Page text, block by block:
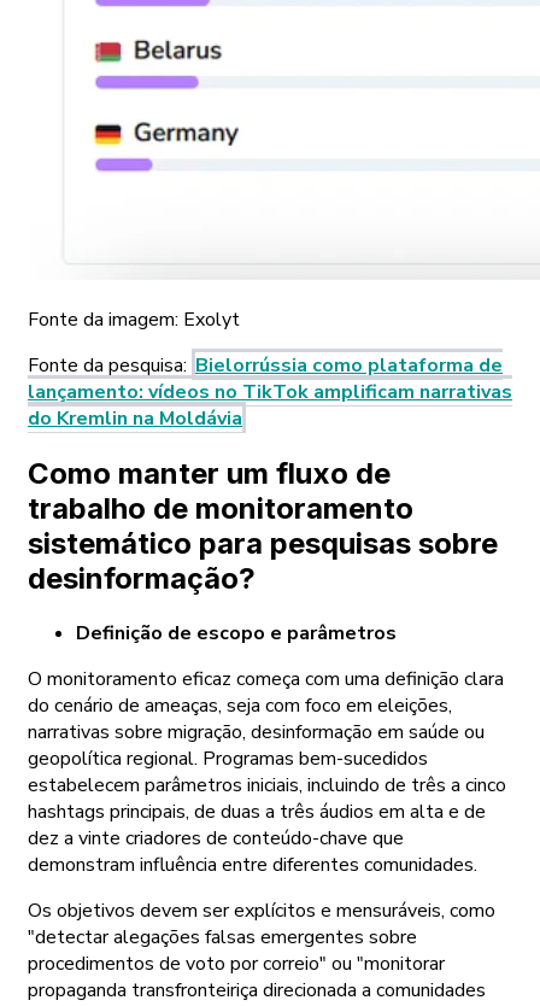
Fonte da imagem: Exolyt
Fonte da pesquisa: Bielorrússia como plataforma de
lançamento: vídeos no TikTok amplificam narrativas
do Kremlin na Moldávia
Como manter um fluxo de
trabalho de monitoramento
sistemático para pesquisas sobre
desinformação?
Definição de escopo e parâmetros
O monitoramento eficaz começa com uma definição clara
do cenário de ameaças, seja com foco em eleições,
narrativas sobre migração, desinformação em saúde ou
geopolítica regional. Programas bem-sucedidos
estabelecem parâmetros iniciais, incluindo de três a cinco
hashtags principais, de duas a três áudios em alta e de
dez a vinte criadores de conteúdo-chave que
demonstram influência entre diferentes comunidades.
Os objetivos devem ser explícitos e mensuráveis, como
"detectar alegações falsas emergentes sobre
procedimentos de voto por correio" ou "monitorar
propaganda transfronteiriça direcionada a comunidades